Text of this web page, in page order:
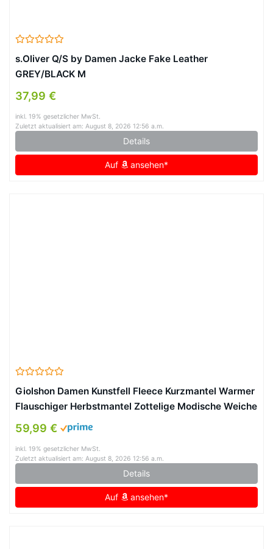
s.Oliver Q/S by Damen Jacke Fake Leather
GREY/BLACK M
37,99 €
inkl. 19% gesetzlicher MwSt.
Zuletzt aktualisiert am: August 8, 2026 12:56 a.m.
Details
Auf ansehen*
Giolshon Damen Kunstfell Fleece Kurzmantel Warmer
Flauschiger Herbstmantel Zottelige Modische Weiche
Oberbekleidung 3671 Schwarz L
59,99 €
inkl. 19% gesetzlicher MwSt.
Zuletzt aktualisiert am: August 8, 2026 12:56 a.m.
Details
Auf ansehen*